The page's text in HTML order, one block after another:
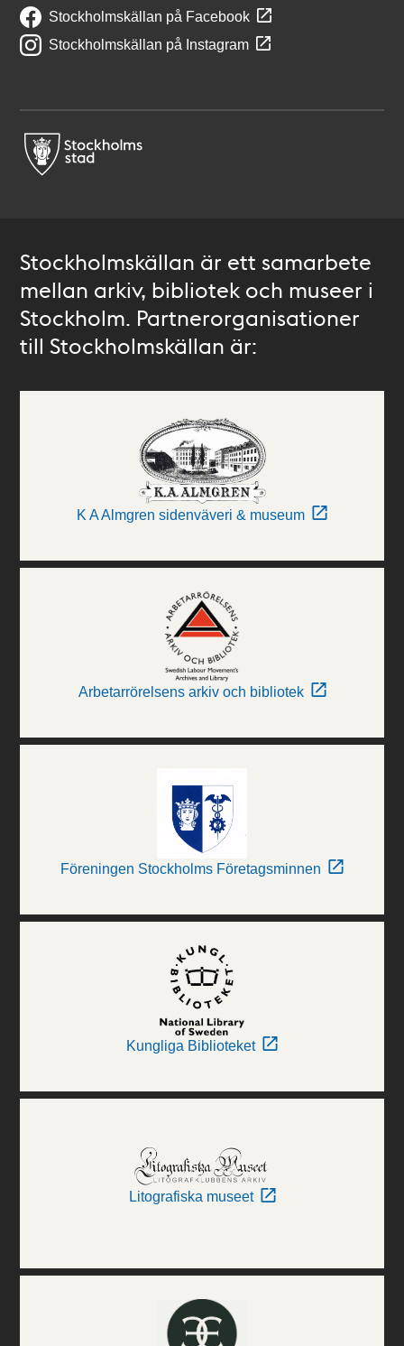
Stockholmskällan på Facebook
Stockholmskällan på Instagram
Stockholmskällan är ett samarbete
mellan arkiv, bibliotek och museer i
Stockholm. Partnerorganisationer
till Stockholmskällan är:
K A Almgren sidenväveri & museum
Arbetarrörelsens arkiv och bibliotek
Föreningen Stockholms Företagsminnen
Kungliga Biblioteket
Litografiska museet